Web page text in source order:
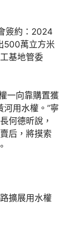
簽約：2024
500萬立方米
基地管委
一向靠購置獲
用水權。”寧
何德昕說，
后，將摸索
擴展用水權